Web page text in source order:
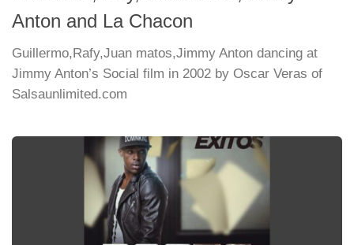
Anton and La Chacon
Guillermo,Rafy,Juan matos,Jimmy Anton dancing at
Jimmy Anton’s Social film in 2002 by Oscar Veras of
Salsaunlimited.com